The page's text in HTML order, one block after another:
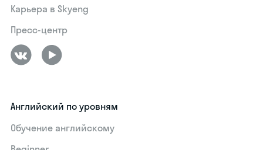
Карьера в Skyeng
Пресс-центр
Английский по уровням
Обучение английскому